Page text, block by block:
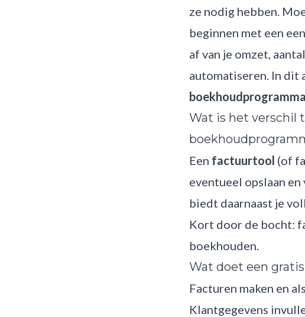
ze nodig hebben.
beginnen met een
af van je omzet,
automatiseren. In dit
boekhoudprogramma
Wat is het verschil
Een factuurtool (of
eventueel opslaan en
biedt daarnaast je
Kort door de bocht:
boekhouden.
Wat doet een
Facturen maken en
Klantgegevens